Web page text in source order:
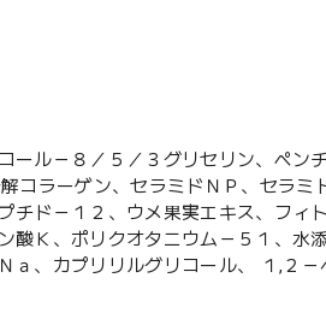
ル－８／５／３グリセリン、ペン
コラーゲン、セラミドＮＰ、セラミ
チド－１２、ウメ果実エキス、フィ
酸Ｋ、ポリクオタニウム－５１、水
、カプリリルグリコール、 １,２